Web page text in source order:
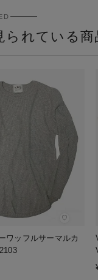
られている商
♡
ワッフルサーマルカ